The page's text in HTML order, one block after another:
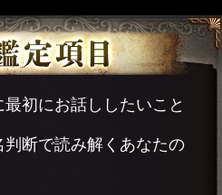
最初にお話ししたいこと
判断で読み解くあなたの